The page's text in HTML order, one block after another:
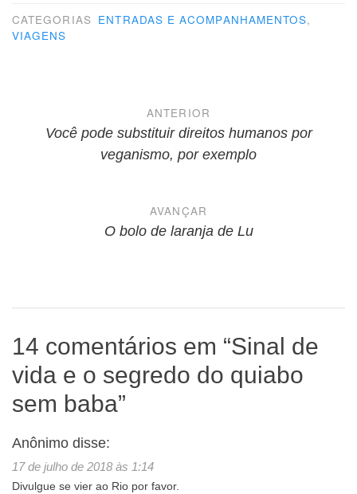
CATEGORIAS ENTRADAS E ACOMPANHAMENTOS,
VIAGENS
NavegaçãoANTERIOR
Você pode substituir direitos humanos por
veganismo, por exemplo
AVANÇAR
O bolo de laranja de Lu
14 comentários em “Sinal de
vida e o segredo do quiabo
sem baba”
Anônimo disse:
17 de julho de 2018 às 1:14
Divulgue se vier ao Rio por favor.